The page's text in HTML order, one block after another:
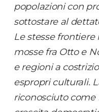
popolazioni con
sottostare al
Le stesse frontiere
mosse fra Otto e
e regioni a
espropri culturali.
riconosciuto come